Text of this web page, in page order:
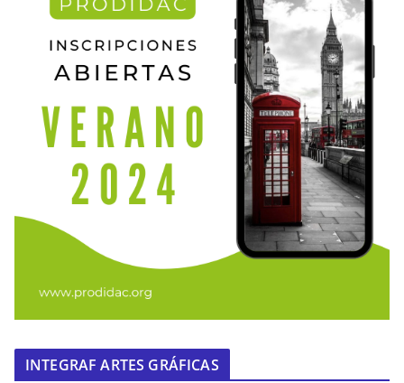
INTEGRAF ARTES GRÁFICAS